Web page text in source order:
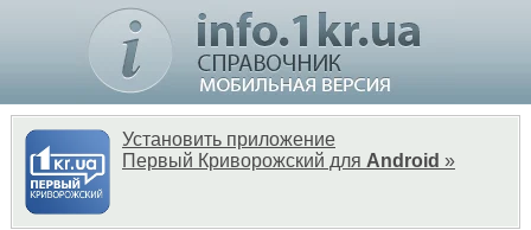
Установить приложение
Первый Криворожский для Android »